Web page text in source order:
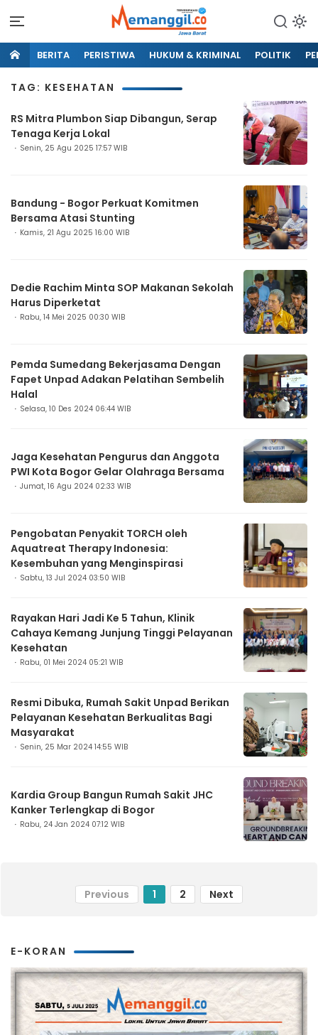
BERITA PERISTIWA HUKUM & KRIMINAL POLITIK
TAG: KESEHATAN
RS Mitra Plumbon Siap Dibangun, Serap
Tenaga Kerja Lokal
Senin, 25 Agu 2025 17:57 WIB
Bandung - Bogor Perkuat Komitmen
Bersama Atasi Stunting
Kamis, 21 Agu 2025 16:00 WIB
Dedie Rachim Minta SOP Makanan Sekolah
Harus Diperketat
Rabu, 14 Mei 2025 00:30 WIB
Pemda Sumedang Bekerjasama Dengan
Fapet Unpad Adakan Pelatihan Sembelih
Halal
Selasa, 10 Des 2024 06:44 WIB
Jaga Kesehatan Pengurus dan Anggota
PWI Kota Bogor Gelar Olahraga Bersama
Jumat, 16 Agu 2024 02:33 WIB
Pengobatan Penyakit TORCH oleh
Aquatreat Therapy Indonesia:
Kesembuhan yang Menginspirasi
Sabtu, 13 Jul 2024 03:50 WIB
Rayakan Hari Jadi Ke 5 Tahun, Klinik
Cahaya Kemang Junjung Tinggi Pelayanan
Kesehatan
Rabu, 01 Mei 2024 05:21 WIB
Resmi Dibuka, Rumah Sakit Unpad Berikan
Pelayanan Kesehatan Berkualitas Bagi
Masyarakat
Senin, 25 Mar 2024 14:55 WIB
Kardia Group Bangun Rumah Sakit JHC
Kanker Terlengkap di Bogor
Rabu, 24 Jan 2024 07:12 WIB
Previous 1 2 Next
E-KORAN